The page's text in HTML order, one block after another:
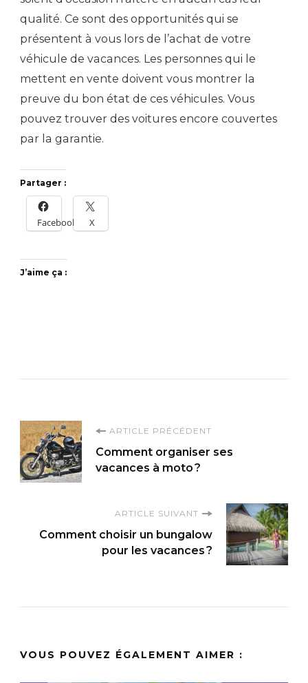
qualité. Ce sont des opportunités qui se
présentent à vous lors de l’achat de votre
véhicule de vacances. Les personnes qui le
mettent en vente doivent vous montrer la
preuve du bon état de ces véhicules. Vous
pouvez trouver des voitures encore couvertes
par la garantie.
Partager :
Facebook X
J’aime ça :
Navigation
d'article
ARTICLE PRÉCÉDENT
Comment organiser ses
vacances à moto ?
ARTICLE SUIVANT
Comment choisir un bungalow
pour les vacances ?
VOUS POUVEZ ÉGALEMENT AIMER :